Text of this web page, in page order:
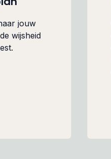
jouw
wijsheid